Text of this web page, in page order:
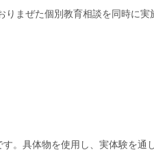
まぜた個別教育相談を同時に実
。具体物を使用し、実体験を通